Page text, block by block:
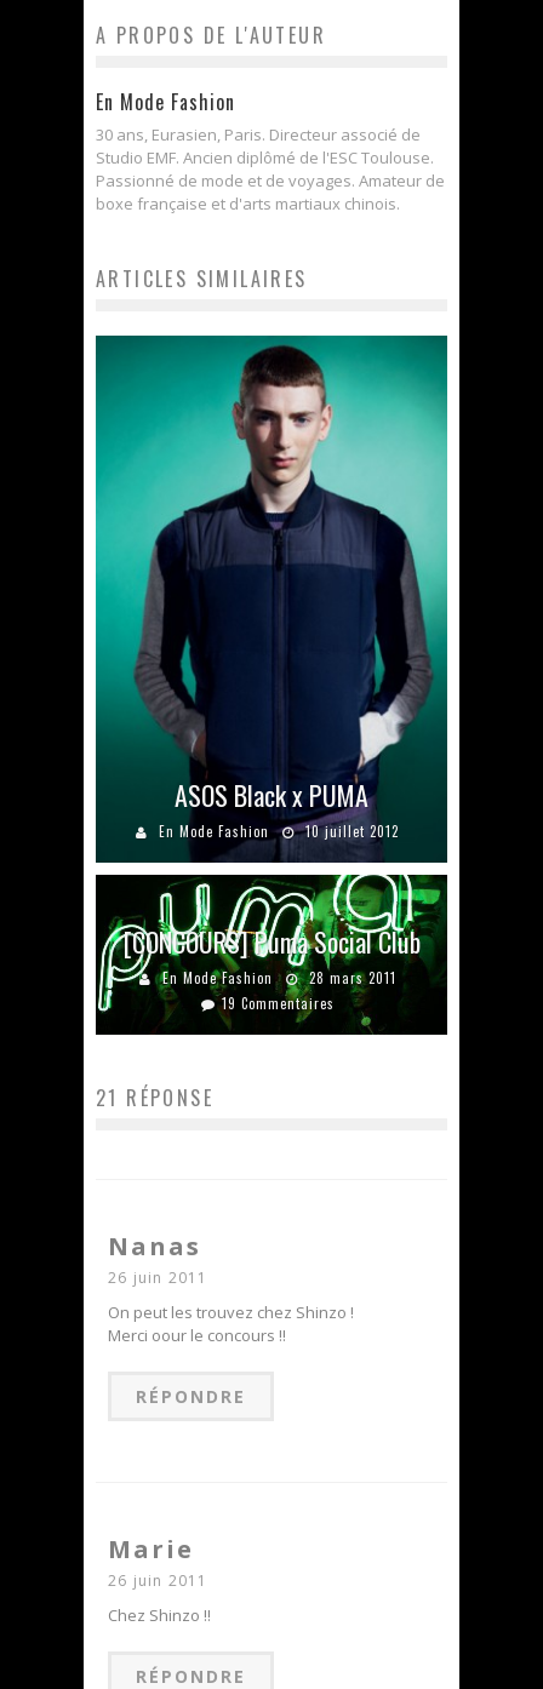
A PROPOS DE L'AUTEUR
En Mode Fashion
30 ans, Eurasien, Paris. Directeur associé de
Studio EMF. Ancien diplômé de l'ESC Toulouse.
Passionné de mode et de voyages. Amateur de
boxe française et d'arts martiaux chinois.
ARTICLES SIMILAIRES
ASOS Black x PUMA
En Mode Fashion 10 juillet 2012
[CONCOURS] Puma Social Club
En Mode Fashion
28 mars 2011
19 Commentaires
21 RÉPONSE
Nanas
26 juin 2011
On peut les trouvez chez Shinzo !
Merci oour le concours !!
RÉPONDRE
Marie
26 juin 2011
Chez Shinzo !!
RÉPONDRE